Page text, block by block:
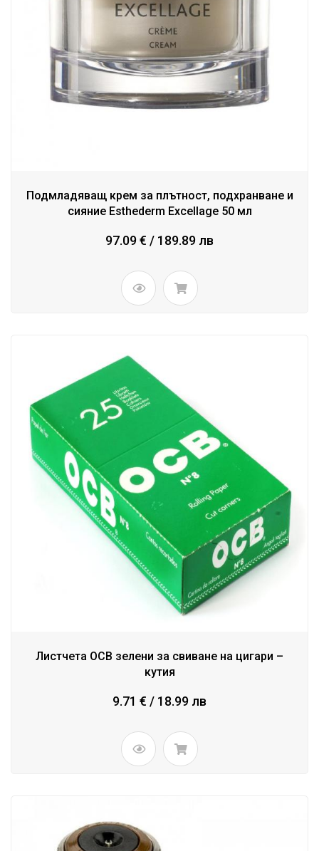
Подмладяващ крем за плътност, подхранване и
сияние Esthederm Excellage 50 мл
97.09 € / 189.89 лв
Листчета OCB зелени за свиване на цигари –
кутия
9.71 € / 18.99 лв